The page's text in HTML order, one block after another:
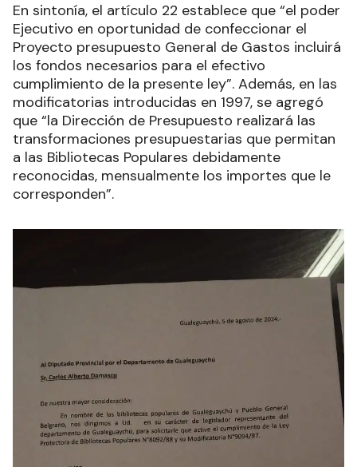
En sintonía, el artículo 22 establece que “el poder
Ejecutivo en oportunidad de confeccionar el
Proyecto presupuesto General de Gastos incluirá
los fondos necesarios para el efectivo
cumplimiento de la presente ley”. Además, en las
modificatorias introducidas en 1997, se agregó
que “la Dirección de Presupuesto realizará las
transformaciones presupuestarias que permitan
a las Bibliotecas Populares debidamente
reconocidas, mensualmente los importes que le
corresponden”.